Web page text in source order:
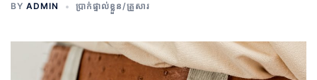
BY ADMIN ប្រាក់ផ្ទាល់ខ្លួន/គ្រួសារ